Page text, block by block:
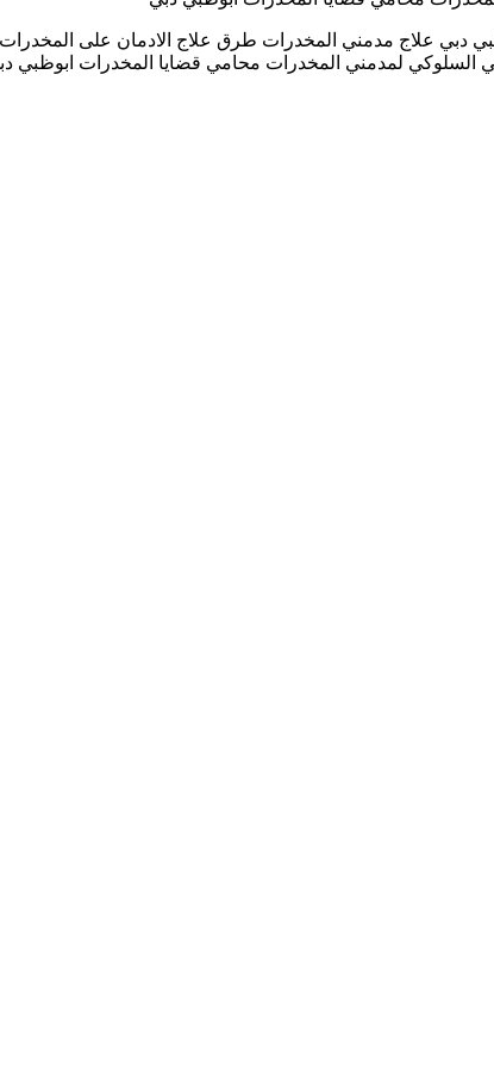
دبي علاج مدمني المخدرات طرق علاج الادمان على
دبي الامارات واتساب : 00971555570005 العلاج النفسي السلوكي لمدمني المخدرات